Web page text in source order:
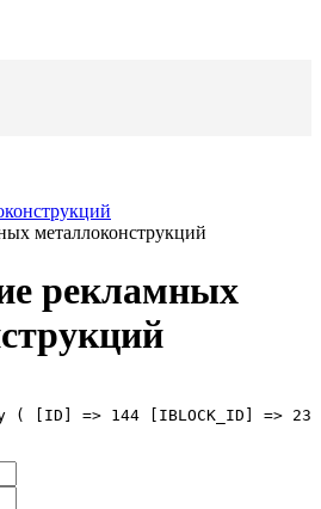
металлоконструкций
рекламных
=> 144 [IBLOCK_ID] => 23